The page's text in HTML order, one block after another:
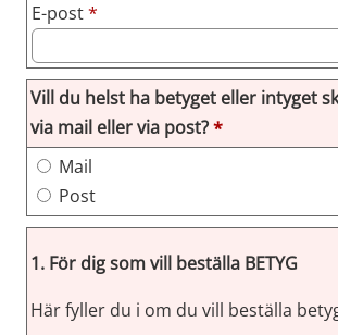
E-post*
Vill du helst ha betyget eller intyget
via mail eller via post?*(obligatorisk)
Vill du helst ha betyget eller intyget
Mail
Post
1. För dig som vill beställa BETYG
Här fyller du i om du vill beställa